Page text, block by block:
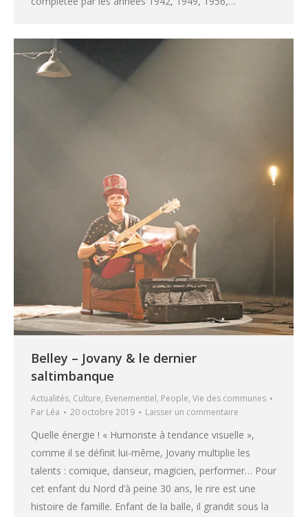
Belley – Jovany & le dernier
saltimbanque
Actualités, Culture, Evenementiel, People, Vie des communes
Par Léa 20 octobre 2019 Laisser un commentaire
Quelle énergie ! « Humoriste à tendance visuelle »,
comme il se définit lui-même, Jovany multiplie les
talents : comique, danseur, magicien, performer… Pour
cet enfant du Nord d’à peine 30 ans, le rire est une
histoire de famille. Enfant de la balle, il grandit sous la